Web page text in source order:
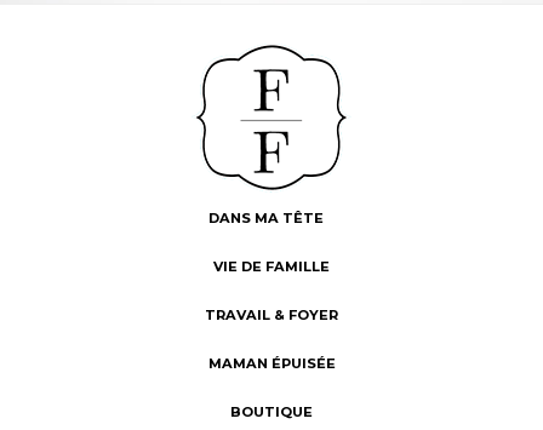
DANS MA TÊTE
VIE DE FAMILLE
TRAVAIL & FOYER
MAMAN ÉPUISÉE
BOUTIQUE